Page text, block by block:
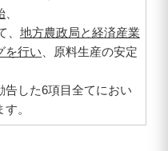
地方農政局と経済産業
を行い 、原料生産の安定
した6項目全てにおい
。